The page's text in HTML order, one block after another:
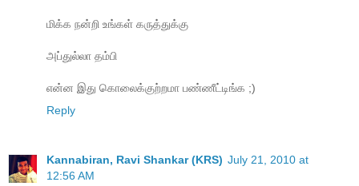
மிக்க நன்றி உங்கள் கருத்துக்கு
அப்துல்லா தம்பி
என்ன இது கொலைக்குற்றமா பண்ணீட்டிங்க ;)
Reply
Kannabiran, Ravi Shankar (KRS) July 21, 2010 at
12:56 AM